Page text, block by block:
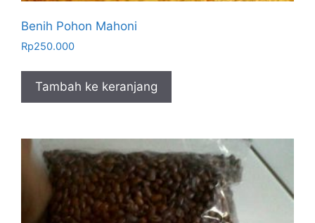
Benih Pohon Mahoni
Rp250.000
Tambah ke keranjang